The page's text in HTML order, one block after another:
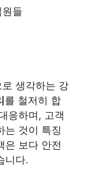
들
생각하는 강
를 철저히 합
응하며, 고객
는 것이 특징
은 보다 안전
니다.